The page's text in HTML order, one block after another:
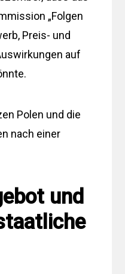
„Folgen
Preis- und
auf
Polen und die
nach einer
und